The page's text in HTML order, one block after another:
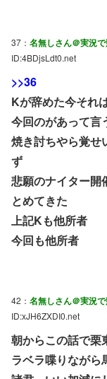
37： 名無しさん＠実況
ID:4BDjsLdt0.net
>>36
Kが辞めた今それ
今回のがあって言
焼き討ちやら覚
ず
悲願のナイター開
とめてきた
上記Kも他所者
今回も他所者
42： 名無しさん＠実況
ID:xJH6ZXDI0.net
朝からこの話で栗
ラベラ喋りながら